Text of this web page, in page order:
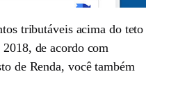
tributáveis acima do teto
de acordo com
de Renda, você também